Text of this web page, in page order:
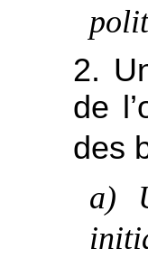
2.
de
des
a)